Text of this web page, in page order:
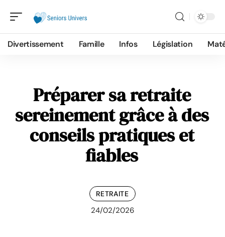
Divertissement Famille Infos Législation
Préparer sa retraite
sereinement grâce à des
conseils pratiques et
fiables
RETRAITE
24/02/2026